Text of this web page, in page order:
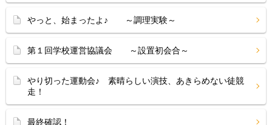
やっと、始まったよ♪ ～調理実験～
第１回学校運営協議会 ～設置初会合～
やり切った運動会♪ 素晴らしい演技、あきらめない徒競
走！
最終確認！